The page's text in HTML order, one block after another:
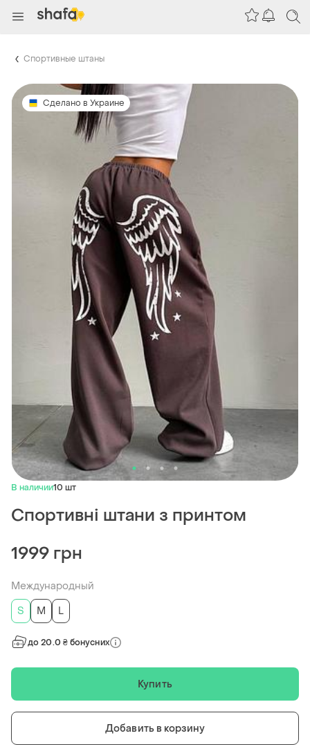
Спортивные штаны
Сделано в Украине
В наличии10 шт
Спортивні штани з принтом
1999 грн
Международный
S
M L
до 20.0 ₴ бонусних
Купить
Добавить в корзину